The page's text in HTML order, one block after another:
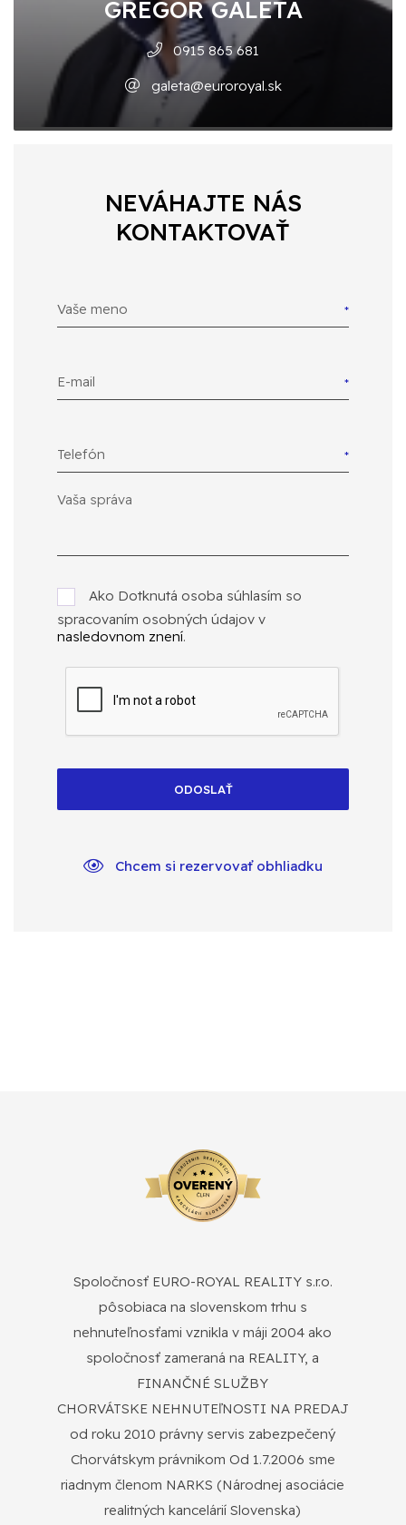
GREGOR GALETA
0915 865 681
galeta@euroroyal.sk
NEVÁHAJTE NÁS
KONTAKTOVAŤ
Vaše meno
E-mail
Telefón
Ako Dotknutá osoba súhlasím so
spracovaním osobných údajov v
nasledovnom znení.
ODOSLAŤ
Chcem si rezervovať obhliadku
Spoločnosť EURO-ROYAL REALITY s.r.o.
pôsobiaca na slovenskom trhu s
nehnuteľnosťami vznikla v máji 2004 ako
spoločnosť zameraná na REALITY, a
FINANČNÉ SLUŽBY
CHORVÁTSKE NEHNUTEľNOSTI NA PREDAJ
od roku 2010 právny servis zabezpečený
Chorvátskym právnikom Od 1.7.2006 sme
riadnym členom NARKS (Národnej asociácie
realitných kancelárií Slovenska)